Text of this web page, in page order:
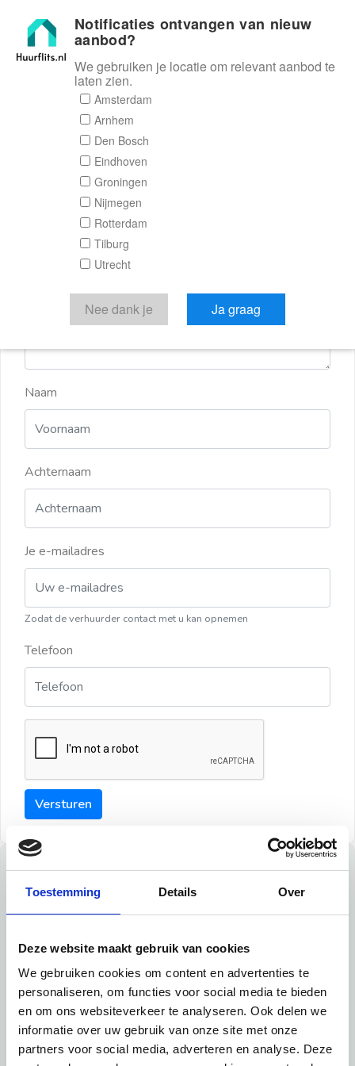
Toestemming Details Over
Deze website maakt gebruik van cookies
We gebruiken cookies om content en advertenties te
personaliseren, om functies voor social media te bieden
en om ons websiteverkeer te analyseren. Ook delen we
informatie over uw gebruik van onze site met onze
partners voor social media, adverteren en analyse. Deze
Huurflits
Reactieformulier
Huurflits
Verstuur je bericht
Door een bericht te sturen kom je in contact met de
aanbieder of makelaar van de woning.
Naam
Achternaam
Je e-mailadres
Zodat de verhuurder contact met u kan opnemen
Telefoon
Versturen
Tips
Tip 1:
Schrijf een duidelijke introductie en geef de volgende
informatie mee:
Ben je student, werkachtig of werkzoekend
Notificaties ontvangen van nieuw
aanbod?
We gebruiken je locatie om relevant aanbod te
laten zien.
Amsterdam
Arnhem
Den Bosch
Eindhoven
Groningen
Nijmegen
Rotterdam
Tilburg
Utrecht
Nee dank je Ja graag